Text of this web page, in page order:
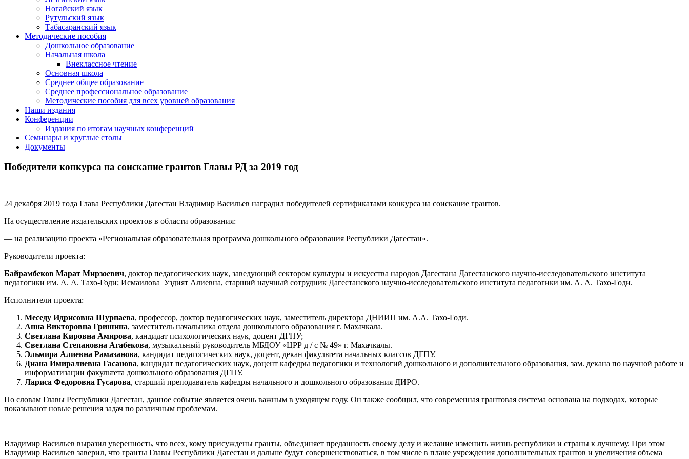
Ногайский язык
Рутульский язык
Табасаранский язык
Методические пособия
Дошкольное образование
Начальная школа
Внеклассное чтение
Основная школа
Среднее общее образование
Среднее профессиональное образование
Методические пособия для всех уровней образования
Наши издания
Конференции
Издания по итогам научных конференций
Семинары и круглые столы
Документы
Победители конкурса на соискание грантов Главы РД за 2019 год
24 декабря 2019 года Глава Республики Дагестан Владимир Васильев наградил победителей сертификатами конкурса на соискание грантов.
На осуществление издательских проектов в области образования:
— на реализацию проекта «Региональная образовательная программа дошкольного образования Республики Дагестан».
Руководители проекта:
Байрамбеков Марат Мирзоевич, доктор педагогических наук, заведующий сектором культуры и искусства народов Дагестана Дагестанского научно-исследовательского института
педагогики им. А. А. Тахо-Годи; Исмаилова Уздият Алиевна, старший научный сотрудник Дагестанского научно-исследовательского института педагогики им. А. А. Тахо-Годи.
Исполнители проекта:
Меседу Идрисовна Шурпаева, профессор, доктор педагогических наук, заместитель директора ДНИИП им. А.А. Тахо-Годи.
Анна Викторовна Гришина, заместитель начальника отдела дошкольного образования г. Махачкала.
Светлана Кировна Амирова, кандидат психологических наук, доцент ДГПУ;
Светлана Степановна Агабекова, музыкальный руководитель МБДОУ «ЦРР д / с № 49» г. Махачкалы.
Эльмира Алиевна Рамазанова, кандидат педагогических наук, доцент, декан факультета начальных классов ДГПУ.
Диана Имиралиевна Гасанова, кандидат педагогических наук, доцент кафедры педагогики и технологий дошкольного и дополнительного образования, зам. декана по научной работе и
информатизации факультета дошкольного образования ДГПУ.
Лариса Федоровна Гусарова, старший преподаватель кафедры начального и дошкольного образования ДИРО.
По словам Главы Республики Дагестан, данное событие является очень важным в уходящем году. Он также сообщил, что современная грантовая система основана на подходах, которые
показывают новые решения задач по различным проблемам.
Владимир Васильев выразил уверенность, что всех, кому присуждены гранты, объединяет преданность своему делу и желание изменить жизнь республики и страны к лучшему. При этом
Владимир Васильев заверил, что гранты Главы Республики Дагестан и дальше будут совершенствоваться, в том числе в плане учреждения дополнительных грантов и увеличения объема